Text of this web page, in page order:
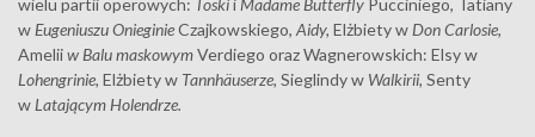
wielu partii operowych: Toskii Madame Butterfly Pucciniego, Tatiany
w Eugeniuszu OnieginieCzajkowskiego, Aidy, Elżbiety w Don Carlosie,
Ameliiw Balu maskowymVerdiego oraz Wagnerowskich: Elsy w
Lohengrinie, Elżbiety w Tannhäuserze, Sieglindy w Walkirii, Senty
w Latającym Holendrze.